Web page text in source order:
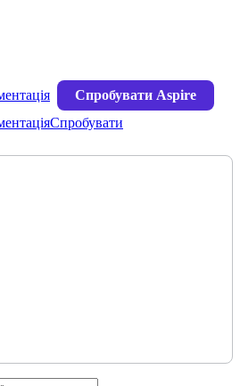
Спробувати Aspire
Спробувати